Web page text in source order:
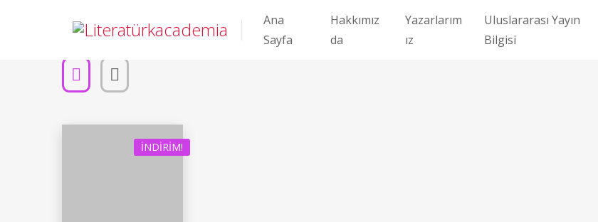
Ana
Sayfa
Hakkımız
da
Yazarlarım
ız
Uluslararası Yayın
Bilgisi
İNDIRIM!